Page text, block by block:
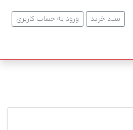
ورود به حساب کاربری سبد خرید